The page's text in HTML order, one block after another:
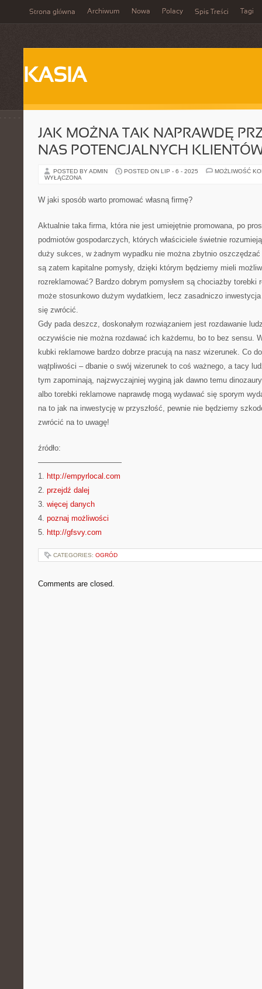
Strona główna Archiwum Nowa Polacy Spis Treści Tagi
KASIA
JAK MOŻNA TAK NAPRAWDĘ
NAS POTENCJALNYCH
POSTED BY ADMIN POSTED ON LIP - 6 - 2025
MOŻLIWOŚĆ
WYŁĄCZONA
W jaki sposób warto promować własną firmę?
Aktualnie taka firma, która nie jest umiejętnie promowana, po
podmiotów gospodarczych, których właściciele świetnie
duży sukces, w żadnym wypadku nie można zbytnio
są zatem kapitalne pomysły, dzięki którym będziemy mieli
rozreklamować? Bardzo dobrym pomysłem są chociażby torebki
może stosunkowo dużym wydatkiem, lecz zasadniczo
się zwrócić.
Gdy pada deszcz, doskonałym rozwiązaniem jest rozdawanie
oczywiście nie można rozdawać ich każdemu, bo to bez sensu.
kubki reklamowe bardzo dobrze pracują na nasz wizerunek. Co
wątpliwości – dbanie o swój wizerunek to coś ważnego, a tacy
tym zapominają, najzwyczajniej wyginą jak dawno temu
albo torebki reklamowe naprawdę mogą wydawać się sporym
na to jak na inwestycję w przyszłość, pewnie nie będziemy
zwrócić na to uwagę!
źródło:
———————————
1. http://empyrlocal.com
2. przejdź dalej
3. więcej danych
4. poznaj możliwości
5. http://gfsvy.com
CATEGORIES: OGRÓD
Comments are closed.